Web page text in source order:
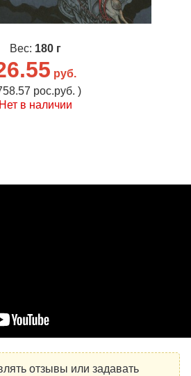
Вес: 180 г
руб.
рос.руб. )
Нет в наличии
отзывы или задавать